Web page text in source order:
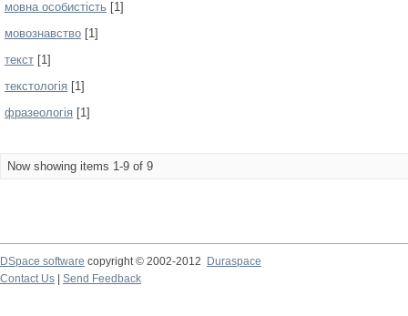
мовна особистість [1]
мовознавство [1]
текст [1]
текстологія [1]
фразеологія [1]
Now showing items 1-9 of 9
DSpace software copyright © 2002-2012
Duraspace
Contact Us
Send Feedback